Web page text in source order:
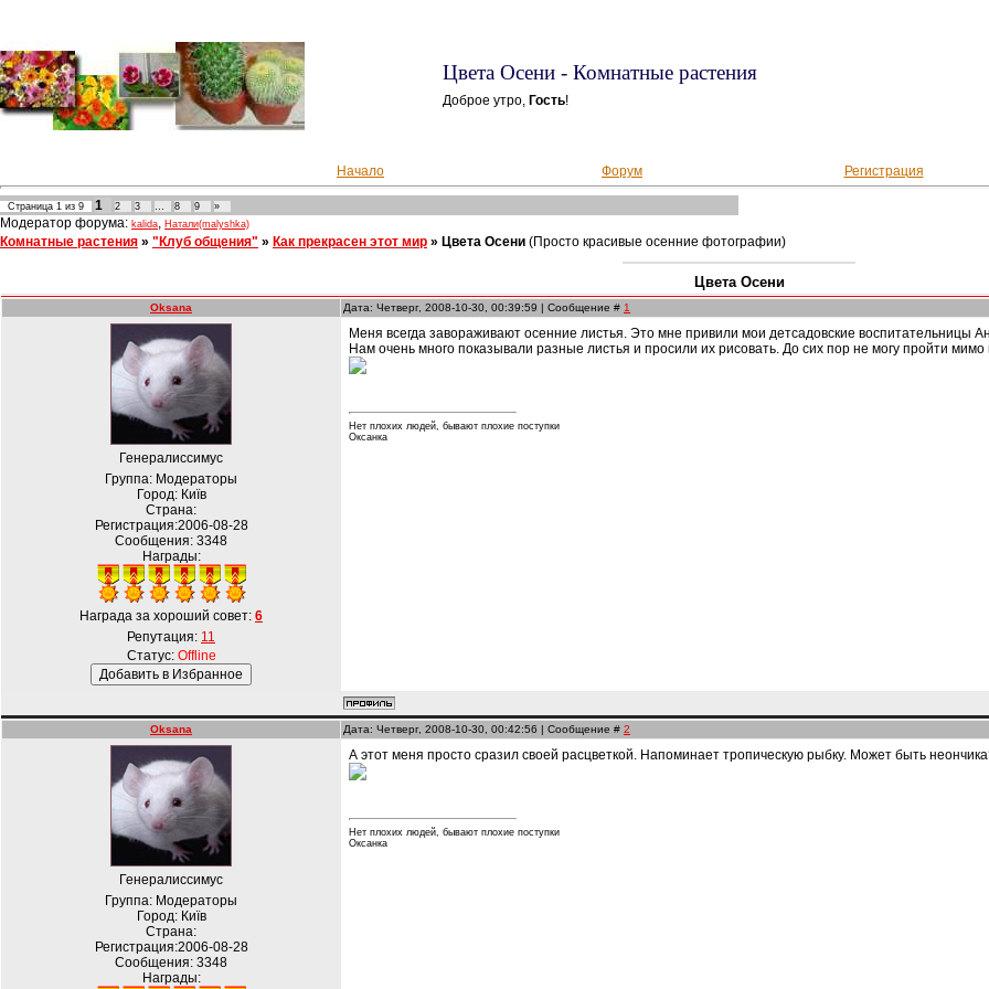
Цвета Осени - Комнатные растения
Доброе утро, Гость!
Начало Форум Регистрация
Страница 1 из 9 1 2 3 … 8 9 »
Модератор форума: kalida, Натали(malyshka)
Комнатные растения » "Клуб общения" » Как прекрасен этот мир » Цвета Осени (Просто красивые осенние фотографии)
Цвета Осени
Oksana Дата: Четверг, 2008-10-30, 00:39:59 | Сообщение # 1
Генералиссимус
Группа: Модераторы
Город: Київ
Страна:
Регистрация:2006-08-28
Сообщения: 3348
Награды:
Награда за хороший совет: 6
Репутация: 11
Статус: Offline
Меня всегда завораживают осенние листья. Это мне привили мои детсадовские воспитательницы
Нам очень много показывали разные листья и просили их рисовать. До сих пор не могу пройти мимо
Нет плохих людей, бывают плохие поступки
Оксанка
Oksana Дата: Четверг, 2008-10-30, 00:42:56 | Сообщение # 2
Генералиссимус
Группа: Модераторы
Город: Київ
Страна:
Регистрация:2006-08-28
Сообщения: 3348
Награды:
А этот меня просто сразил своей расцветкой. Напоминает тропическую рыбку. Может быть
Нет плохих людей, бывают плохие поступки
Оксанка